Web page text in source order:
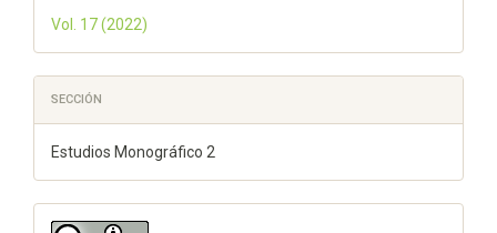
Vol. 17 (2022)
SECCIÓN
Estudios Monográfico 2